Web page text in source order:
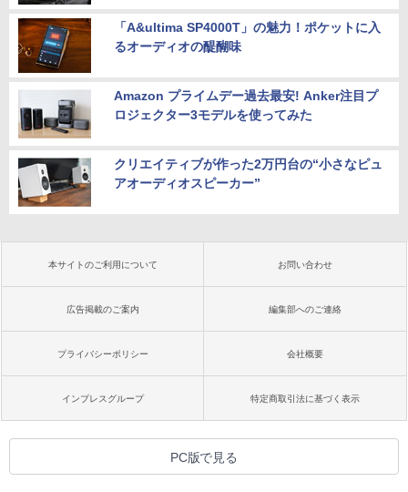
「A&ultima SP4000T」の魅力！ポケットに入
るオーディオの醍醐味
Amazon プライムデー過去最安! Anker注目プ
ロジェクター3モデルを使ってみた
クリエイティブが作った2万円台の“小さなピュ
アオーディオスピーカー”
本サイトのご利用について お問い合わせ
広告掲載のご案内 編集部へのご連絡
プライバシーポリシー 会社概要
インプレスグループ 特定商取引法に基づく表示
PC版で見る